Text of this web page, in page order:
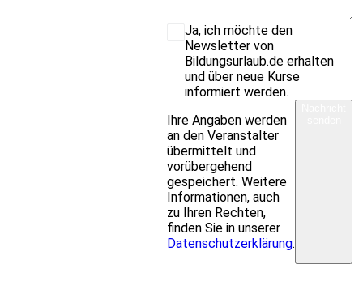
Ja, ich möchte den
Newsletter von
Bildungsurlaub.de erhalten
und über neue Kurse
informiert werden.
Ihre Angaben werden
an den Veranstalter
übermittelt und
vorübergehend
gespeichert. Weitere
Informationen, auch
zu Ihren Rechten,
finden Sie in unserer
Datenschutzerklärung.